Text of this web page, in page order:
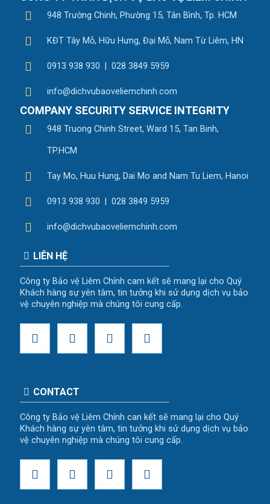
948 Trường Chinh, Phường 15, Tân Bình, Tp. HCM
KĐT Tây Mỗ, Hữu Hưng, Đại Mỗ, Nam Từ Liêm, HN
0913 938 930 | 028 3849 5959
info@dichvubaoveliemchinh.com
COMPANY SECURITY SERVICE INTEGRITY
948 Truong Chinh Street, Ward 15, Tan Binh,
TP.HCM
Tay Mo, Huu Hung, Dai Mo and Nam Tu Liem, Hanoi
0913 938 930 | 028 3849 5959
info@dichvubaoveliemchinh.com
LIÊN HỆ
Công ty Bảo vệ Liêm Chính cam kết sẽ mang lại cho Quý
Khách hàng sự yên tâm, tin tưởng khi sử dụng dịch vụ bảo
vệ chuyên nghiệp mà chúng tôi cung cấp.
CONTACT
Công ty Bảo vệ Liêm Chính can kết sẽ mang lại cho Quý
Khách hàng sự yên tâm, tin tưởng khi sử dụng dịch vụ bảo
vệ chuyên nghiệp mà chúng tôi cung cấp.